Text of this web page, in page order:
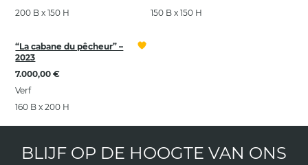
200 B x 150 H
150 B x 150 H
“La cabane du pêcheur” –
2023
7.000,00 €
Verf
160 B x 200 H
BLIJF OP DE HOOGTE VAN ONS